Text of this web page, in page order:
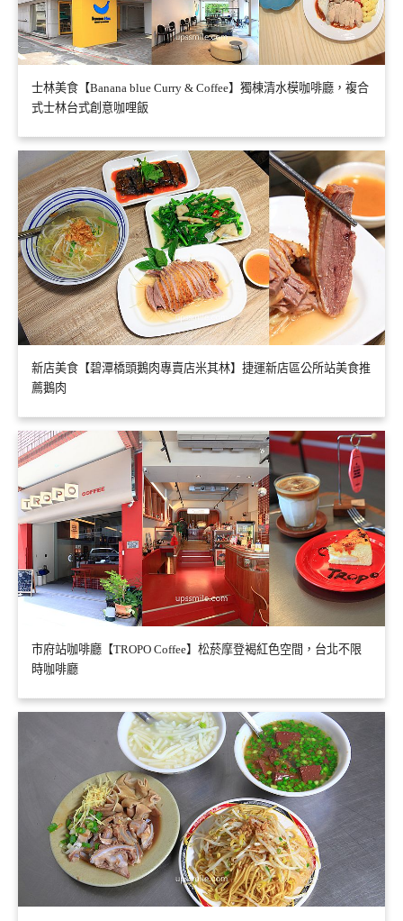
士林美食【Banana blue Curry & Coffee】獨棟清水模咖啡廳，複合
式士林台式創意咖哩飯
新店美食【碧潭橋頭鵝肉專賣店米其林】捷運新店區公所站美食推
薦鵝肉
市府站咖啡廳【TROPO Coffee】松菸摩登褐紅色空間，台北不限
時咖啡廳